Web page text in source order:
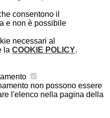
consentono il
e non è possibile
necessari al
la COOKIE POLICY.
non possono essere
l'elenco nella pagina della